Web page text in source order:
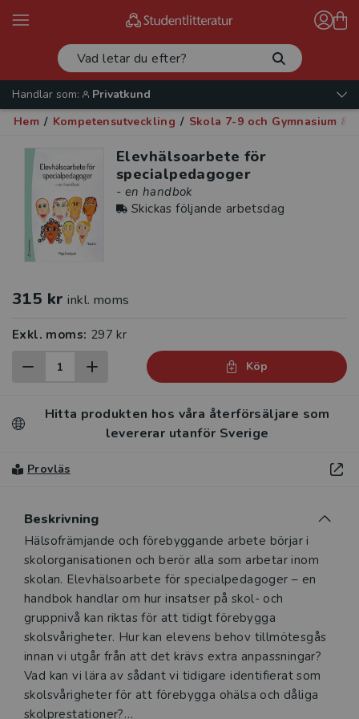
Handlar som:
Privatkund
Hem / Kompetensutveckling / Skola 7-9 och Gymnasium &
Elevhälsoarbete för
specialpedagoger
- en handbok
Skickas följande arbetsdag
315 kr inkl. moms
Exkl. moms: 297 kr
Köp
Hitta produkten hos våra återförsäljare som
levererar utanför Sverige
Provläs
Beskrivning
Beskrivning
Hälsofrämjande och förebyggande arbete börjar i
skolorganisationen och berör alla som arbetar inom
skolan. Elevhälsoarbete för specialpedagoger – en
handbok handlar om hur insatser på skol- och
gruppnivå kan riktas för att tidigt förebygga
skolsvårigheter. Hur kan elevens behov tillmötesgås
innan vi utgår från att det krävs extra anpassningar?
Vad kan vi lära av sådant vi tidigare identifierat som
skolsvårigheter för att förebygga ohälsa och dåliga
skolprestationer?